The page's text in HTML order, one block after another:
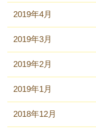
2019年4月
2019年3月
2019年2月
2019年1月
2018年12月